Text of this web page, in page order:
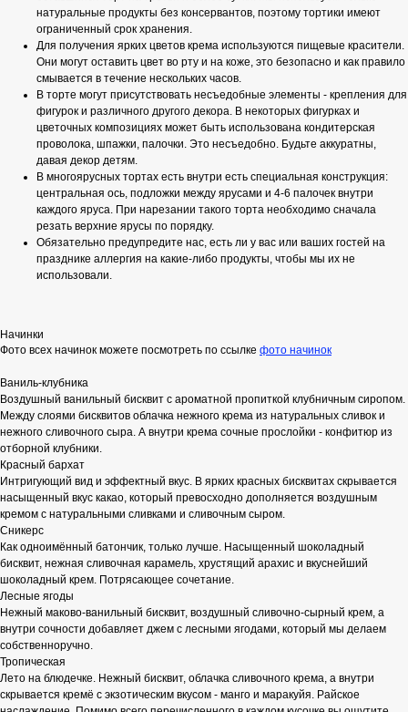
натуральные продукты без консервантов, поэтому тортики имеют
ограниченный срок хранения.
Для получения ярких цветов крема используются пищевые красители.
Они могут оставить цвет во рту и на коже, это безопасно и как правило
смывается в течение нескольких часов.
В торте могут присутствовать несъедобные элементы - крепления для
фигурок и различного другого декора. В некоторых фигурках и
цветочных композициях может быть использована кондитерская
проволока, шпажки, палочки. Это несъедобно. Будьте аккуратны,
давая декор детям.
В многоярусных тортах есть внутри есть специальная конструкция:
центральная ось, подложки между ярусами и 4-6 палочек внутри
каждого яруса. При нарезании такого торта необходимо сначала
резать верхние ярусы по порядку.
Обязательно предупредите нас, есть ли у вас или ваших гостей на
празднике аллергия на какие-либо продукты, чтобы мы их не
использовали.
Начинки
Фото всех начинок можете посмотреть по ссылке фото начинок
Ваниль-клубника
Воздушный ванильный бисквит с ароматной пропиткой клубничным сиропом.
Между слоями бисквитов облачка нежного крема из натуральных сливок и
нежного сливочного сыра. А внутри крема сочные прослойки - конфитюр из
отборной клубники.
Красный бархат
Интригующий вид и эффектный вкус. В ярких красных бисквитах скрывается
насыщенный вкус какао, который превосходно дополняется воздушным
кремом с натуральными сливками и сливочным сыром.
Сникерс
Как одноимённый батончик, только лучше. Насыщенный шоколадный
бисквит, нежная сливочная карамель, хрустящий арахис и вкуснейший
шоколадный крем. Потрясающее сочетание.
Лесные ягоды
Нежный маково-ванильный бисквит, воздушный сливочно-сырный крем, а
внутри сочности добавляет джем с лесными ягодами, который мы делаем
собственноручно.
Тропическая
Лето на блюдечке. Нежный бисквит, облачка сливочного крема, а внутри
скрывается кремё с экзотическим вкусом - манго и маракуйя. Райское